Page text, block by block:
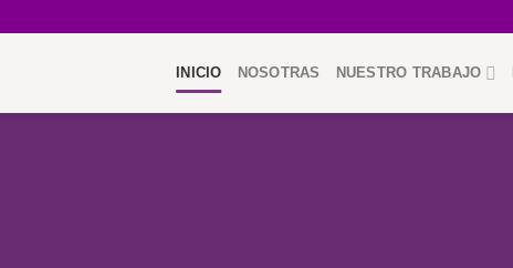
INICIO NOSOTRAS NUESTRO TRABAJO